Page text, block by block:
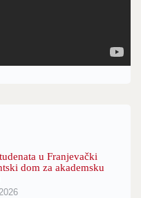
u Franjevački
dom za akademsku